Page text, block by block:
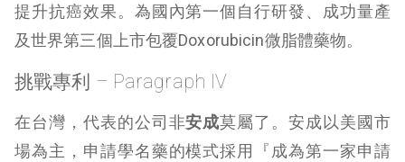
提升抗癌效果。為國內第一個自行研發、成功量產
及世界第三個上市包覆Doxorubicin微脂體藥物。
挑戰專利 – Paragraph IV
在台灣，代表的公司非安成莫屬了。安成以美國市
場為主，申請學名藥的模式採用『成為第一家申請